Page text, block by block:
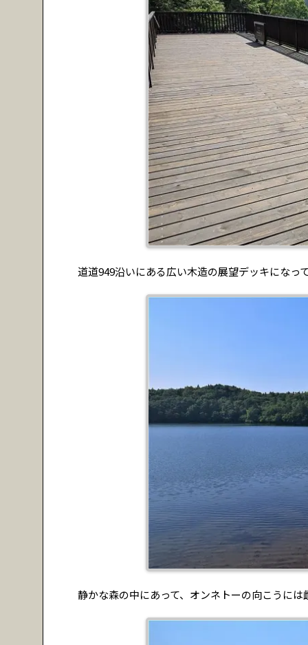
道道949沿いにある広い木造の展望デッキになっ
静かな森の中にあって、オンネトーの向こうに